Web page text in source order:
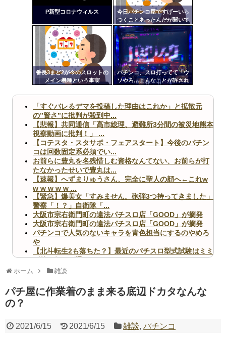
Powered by livedoor 相互RSS
P新型コロナウィルス
今日パチンコ屋ですげーいら
つくことあったんだが聞いて
くれ
番長3まど2が今のスロットの
メイン機種という事実
パチンコ、スロ打ってて「ウ
ソやろ…こんなことが許され
こと
更新
ツー
「すぐバレるデマを投稿した理由はこれか」と拡散元
の”賢さ”に批判が殺到中...
【悲報】共同通信「高市総理、避難所3分間の被災地熊本
視察動画に批判！」 ...
【コテスタ・スタサポ・フェアスタート】今後のパチン
コは回数固定系必須でい...
お前らに豊丸を名残惜しむ資格なんてない、お前らが打
たなかったせいで豊丸は...
【速報】へずまりゅうさん、完全に聖人の顔へ←これw
w w w w w ...
【緊急】爆美女「すみません。砲弾3つ持ってきました」
警察「！？」自衛隊「...
大阪市宗右衛門町の違法パチスロ店「GOOD」が摘発
大阪市宗右衛門町の違法パチスロ店「GOOD」が摘発
パチンコで人気のないキャラを青色担当にするのやめろ
や
【北斗転生2も落ちた？】最近のパチスロ型式試験はミミ
ズ的な何かが通りにく...
無職のパチンコカス(22)なんやが、ワイの人生どれくら
AngelBeats!とかいうクソアニメの思い出ｗｗｗ
ホーム 雑談
パチ屋に作業着のまま来る底辺ドカタなんな
の？
2021/6/15 2021/6/15 雑談,パチンコ